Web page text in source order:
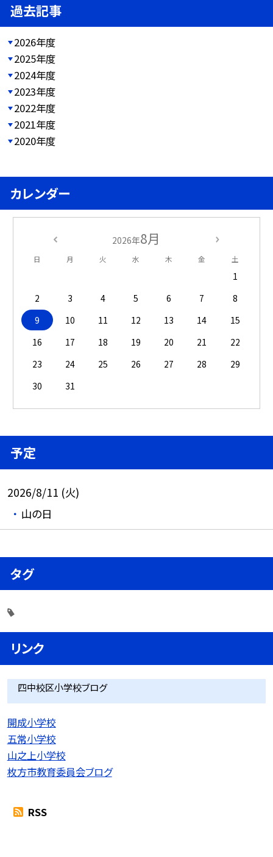
過去記事
2026年度
2025年度
2024年度
2023年度
2022年度
2021年度
2020年度
カレンダー
2026年8月
日 月 火 水 木 金 土
1
2
3 4 5 6 7
8
9
10 11 12 13 14
15
16
17 18 19 20 21
22
23
24 25 26 27 28
29
30
31
予定
2026/8/11 (火)
山の日
タグ
リンク
四中校区小学校ブログ
開成小学校
五常小学校
山之上小学校
枚方市教育委員会ブログ
RSS